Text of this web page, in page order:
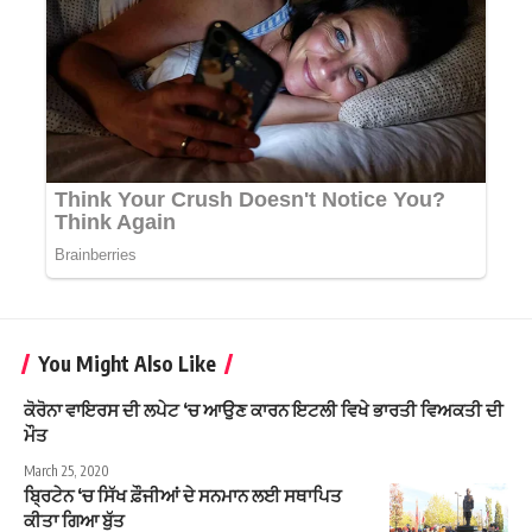
You Might Also Like
ਕੋਰੋਨਾ ਵਾਇਰਸ ਦੀ ਲਪੇਟ ‘ਚ ਆਉਣ ਕਾਰਨ ਇਟਲੀ ਵਿਖੇ ਭਾਰਤੀ ਵਿਅਕਤੀ ਦੀ
ਮੌਤ
March 25, 2020
ਬ੍ਰਿਟੇਨ ‘ਚ ਸਿੱਖ ਫ਼ੌਜੀਆਂ ਦੇ ਸਨਮਾਨ ਲਈ ਸਥਾਪਿਤ
ਕੀਤਾ ਗਿਆ ਬੁੱਤ